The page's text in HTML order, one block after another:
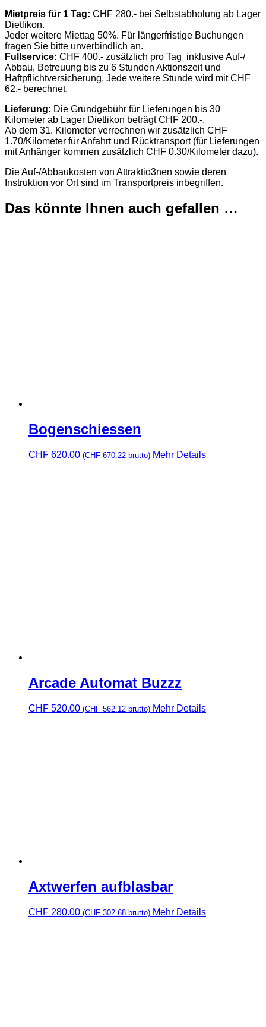
Mietpreis für 1 Tag: CHF 280.- bei Selbstabholung ab Lager
Dietlikon.
Jeder weitere Miettag 50%. Für längerfristige Buchungen
fragen Sie bitte unverbindlich an.
Fullservice: CHF 400.- zusätzlich pro Tag inklusive Auf-/
Abbau, Betreuung bis zu 6 Stunden Aktionszeit und
Haftpflichtversicherung. Jede weitere Stunde wird mit CHF
62.- berechnet.
Lieferung: Die Grundgebühr für Lieferungen bis 30
Kilometer ab Lager Dietlikon beträgt CHF 200.-.
Ab dem 31. Kilometer verrechnen wir zusätzlich CHF
1.70/Kilometer für Anfahrt und Rücktransport (für Lieferungen
mit Anhänger kommen zusätzlich CHF 0.30/Kilometer dazu).
Die Auf-/Abbaukosten von Attraktio3nen sowie deren
Instruktion vor Ort sind im Transportpreis inbegriffen.
Das könnte Ihnen auch gefallen …
Bogenschiessen
CHF 620.00 (CHF 670.22 brutto) Mehr Details
Arcade Automat Buzzz
CHF 520.00 (CHF 562.12 brutto) Mehr Details
Axtwerfen aufblasbar
CHF 280.00 (CHF 302.68 brutto) Mehr Details